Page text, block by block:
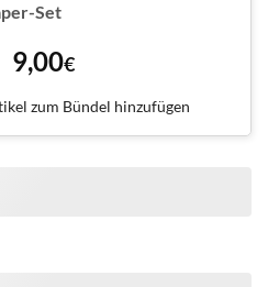
Set
9,00€
zum Bündel hinzufügen